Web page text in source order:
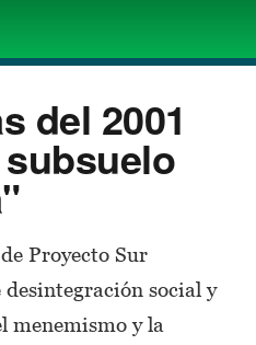
del 2001
Proyecto Sur
desintegración social y
menemismo y la